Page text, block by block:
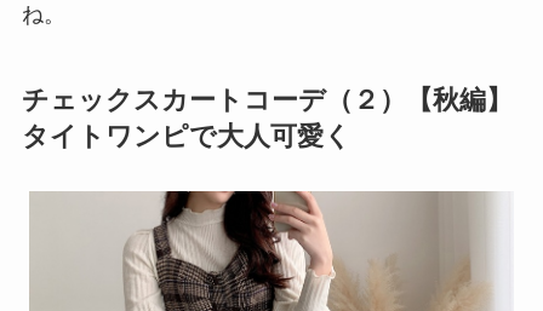
ね。
チェックスカートコーデ（２）【秋編】
タイトワンピで大人可愛く